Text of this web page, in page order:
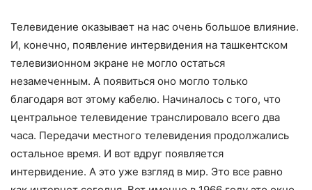
Телевидение оказывает на нас очень большое влияние.
И, конечно, появление интервидения на ташкентском
телевизионном экране не могло остаться
незамеченным. А появиться оно могло только
благодаря вот этому кабелю. Начиналось с того, что
центральное телевидение транслировало всего два
часа. Передачи местного телевидения продолжались
остальное время. И вот вдруг появляется
интервидение. А это уже взгляд в мир. Это все равно